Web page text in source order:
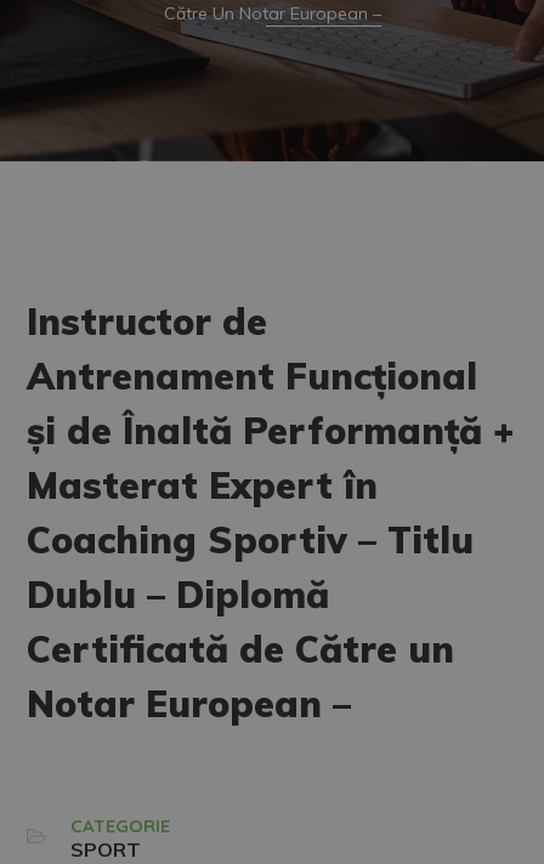
Către Un Notar European –
Instructor de
Antrenament Funcțional
și de Înaltă Performanță +
Masterat Expert în
Coaching Sportiv – Titlu
Dublu – Diplomă
Certificată de Către un
Notar European –
CATEGORIE
SPORT